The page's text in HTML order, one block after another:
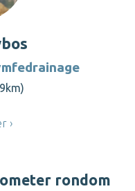
rondom